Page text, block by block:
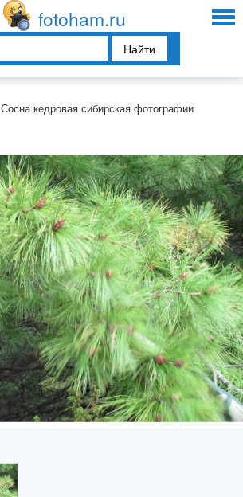
fotoham.ru
Найти
Сосна кедровая сибирская фотографии